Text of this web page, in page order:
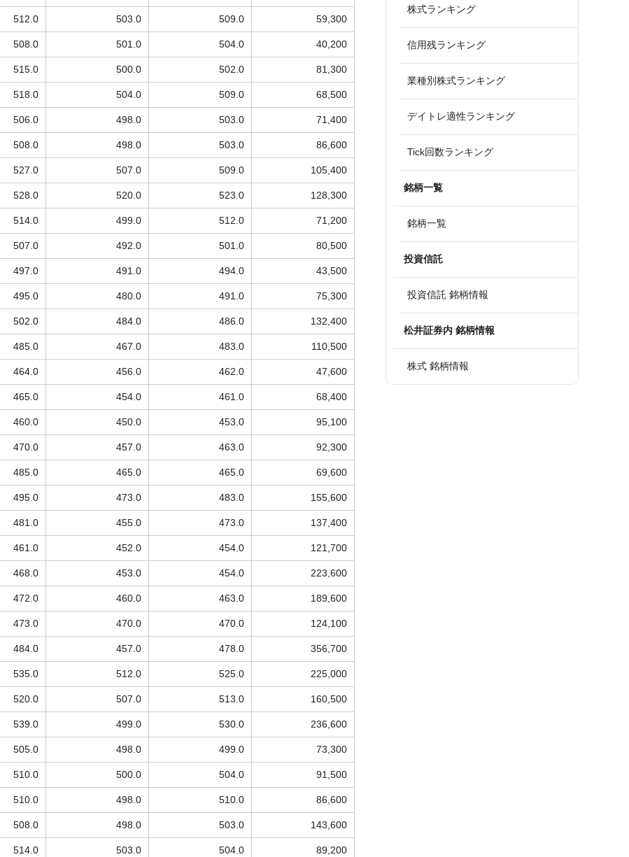
512.0 503.0 509.0 59,300
508.0 501.0 504.0 40,200
515.0 500.0 502.0 81,300
518.0 504.0 509.0 68,500
506.0 498.0 503.0 71,400
508.0 498.0 503.0 86,600
527.0 507.0 509.0 105,400
528.0 520.0 523.0 128,300
514.0 499.0 512.0 71,200
507.0 492.0 501.0 80,500
497.0 491.0 494.0 43,500
495.0 480.0 491.0 75,300
502.0 484.0 486.0 132,400
485.0 467.0 483.0 110,500
464.0 456.0 462.0 47,600
465.0 454.0 461.0 68,400
460.0 450.0 453.0 95,100
470.0 457.0 463.0 92,300
485.0 465.0 465.0 69,600
495.0 473.0 483.0 155,600
481.0 455.0 473.0 137,400
461.0 452.0 454.0 121,700
468.0 453.0 454.0 223,600
472.0 460.0 463.0 189,600
473.0 470.0 470.0 124,100
484.0 457.0 478.0 356,700
535.0 512.0 525.0 225,000
520.0 507.0 513.0 160,500
539.0 499.0 530.0 236,600
505.0 498.0 499.0 73,300
510.0 500.0 504.0 91,500
510.0 498.0 510.0 86,600
508.0 498.0 503.0 143,600
514.0 503.0 504.0 89,200
株式ランキング
信用残ランキング
業種別株式ランキング
デイトレ適性ランキング
Tick回数ランキング
銘柄一覧
銘柄一覧
投資信託
投資信託 銘柄情報
松井証券内 銘柄情報
株式 銘柄情報